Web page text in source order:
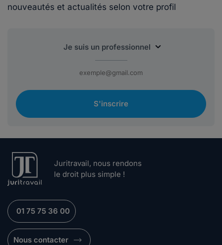
nouveautés et actualités selon votre profil
S'inscrire
Juritravail, nous rendons
le droit plus simple !
01 75 75 36 00
Nous contacter